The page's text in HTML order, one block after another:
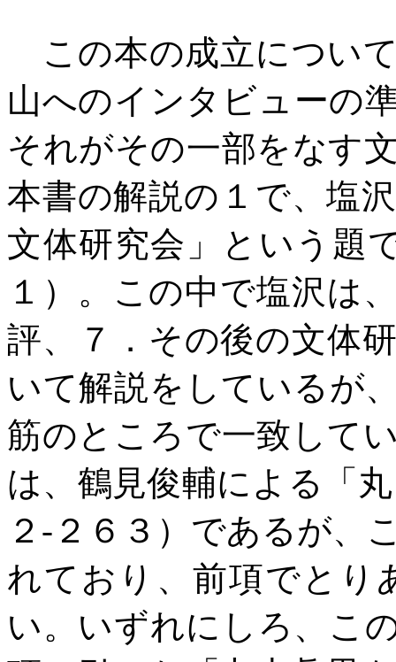
この本の成立につい
山へのインタビューの
それがその一部をなす
本書の解説の１で、塩
文体研究会」という題
１）。この中で塩沢は
評、７．その後の文体
いて解説をしているが
筋のところで一致して
は、鶴見俊輔による「
２ - ２６３）であるが、
れており、前項でとり
い。いずれにしろ、こ